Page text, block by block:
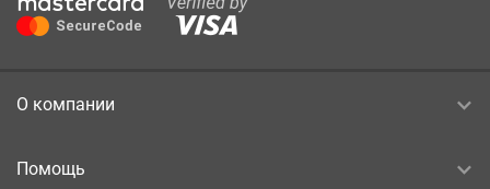
О компании
Помощь